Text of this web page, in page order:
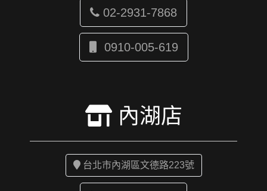
02-2931-7868
0910-005-619
內湖店
台北市內湖區文德路223號